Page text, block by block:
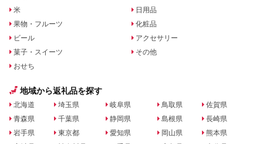
米
果物・フルーツ
ビール
菓子・スイーツ
おせち
日用品
化粧品
アクセサリー
その他
地域から返礼品を探す
北海道
青森県
岩手県
埼玉県
千葉県
東京都
岐阜県
静岡県
愛知県
鳥取県
島根県
岡山県
佐賀県
長崎県
熊本県